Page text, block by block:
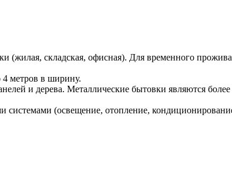
(жилая, складская, офисная). Для временного
4 метров в ширину.
и дерева. Металлические бытовки являются
(освещение, отопление,